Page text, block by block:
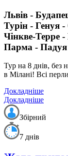
Львів -
Турін - Генуя
Чінкве-Терре
Парма - Падуя
Тур на 8 днів, без
в Мілані! Всі
Докладніше
Докладніше
Збірний
7 днів